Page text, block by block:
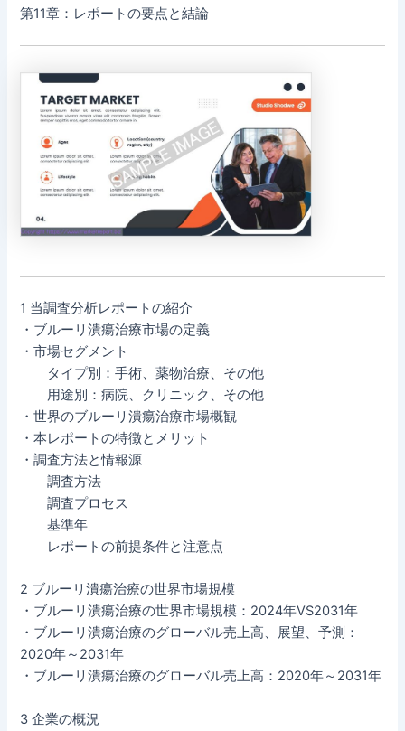
第11章：レポートの要点と結論
1 当調査分析レポートの紹介
・ブルーリ潰瘍治療市場の定義
・市場セグメント
タイプ別：手術、薬物治療、その他
用途別：病院、クリニック、その他
・世界のブルーリ潰瘍治療市場概観
・本レポートの特徴とメリット
・調査方法と情報源
調査方法
調査プロセス
基準年
レポートの前提条件と注意点
2 ブルーリ潰瘍治療の世界市場規模
・ブルーリ潰瘍治療の世界市場規模：2024年VS2031年
・ブルーリ潰瘍治療のグローバル売上高、展望、予測：
2020年～2031年
・ブルーリ潰瘍治療のグローバル売上高：2020年～2031年
3 企業の概況